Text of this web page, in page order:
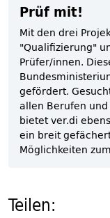
Prüf mit!
Mit den drei
"Qualifizierung"
Prüfer/innen.
gefördert.
allen Berufen
bietet ver.di
ein breit
Möglichkeiten
Teilen: